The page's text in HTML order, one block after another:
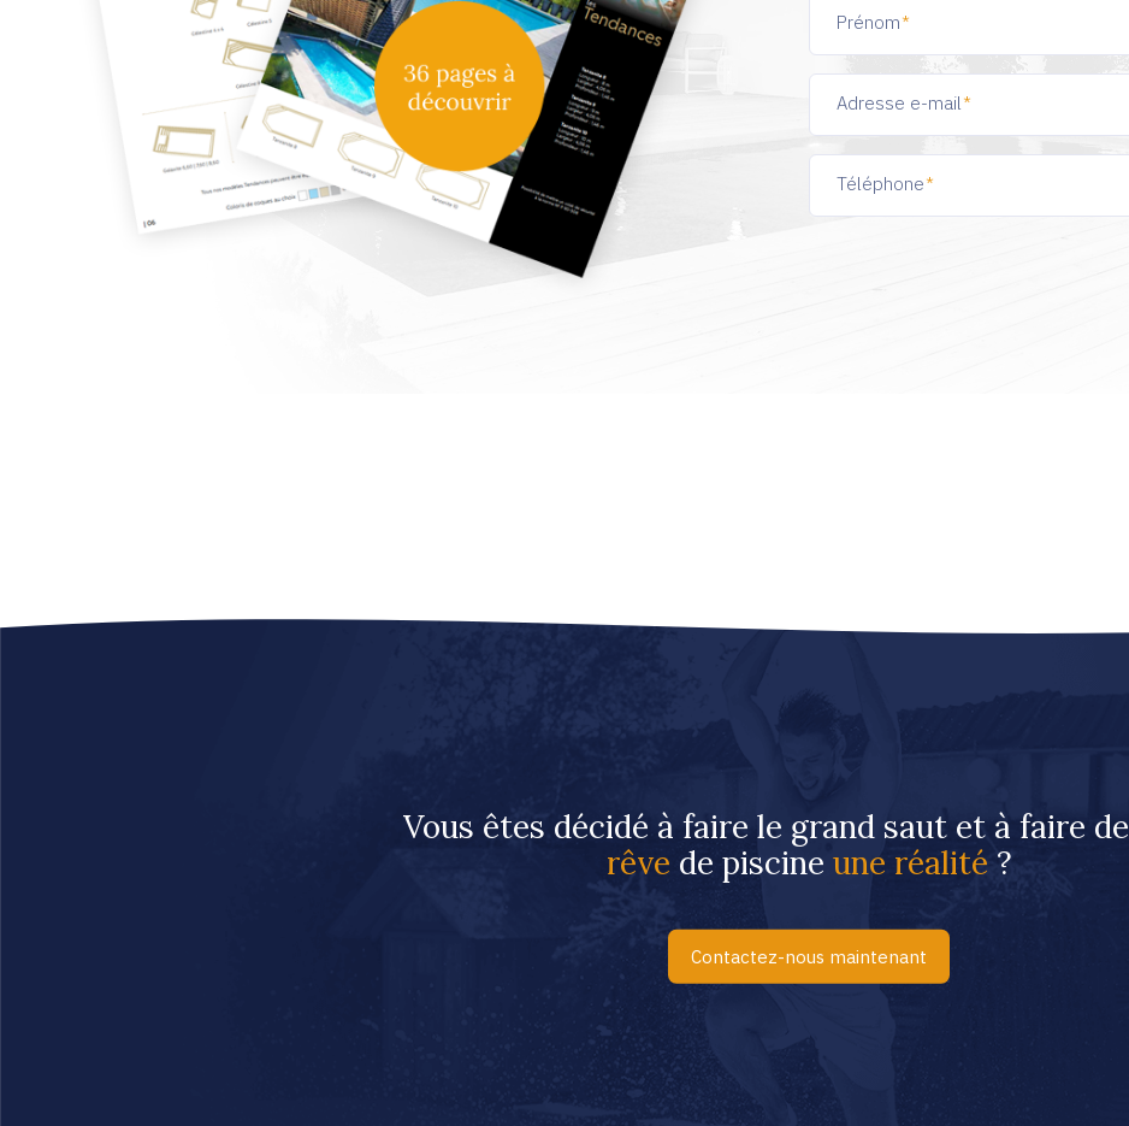
Prénom
Adresse e-mail
Téléphone
Vous êtes décidé à faire le grand saut et à faire de
rêve de piscine une réalité ?
Contactez-nous maintenant